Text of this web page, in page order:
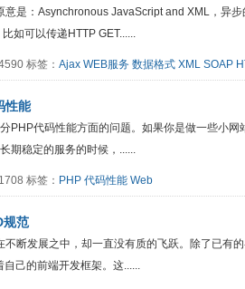
意是：Asynchronous JavaScript and XML，异
如可以传递HTTP GET......
标签： Ajax WEB服务 数据格式 XML SOAP
性能
PHP代码性能方面的问题。如果你是做一些小
期稳定的服务的时候，......
标签： PHP 代码性能 Web
规范
不断发展之中，却一直没有质的飞跃。除了已有
己的前端开发框架。这......